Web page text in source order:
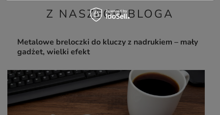
Z NASZEGO BLOGA
Metalowe breloczki do kluczy z nadrukiem – mały
gadżet, wielki efekt